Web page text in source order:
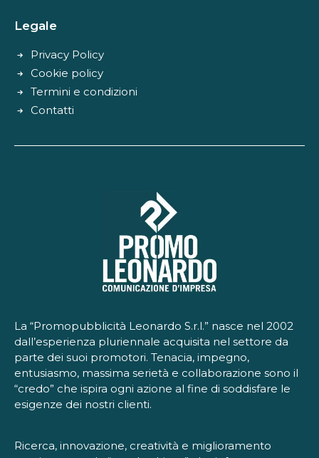
Legale
Privacy Policy
Cookie policy
Termini e condizioni
Contatti
La “Promopubblicità Leonardo S.r.l.” nasce nel 2002
dall’esperienza pluriennale acquisita nel settore da
parte dei suoi promotori. Tenacia, impegno,
entusiasmo, massima serietà e collaborazione sono il
“credo” che ispira ogni azione al fine di soddisfare le
esigenze dei nostri clienti.
Ricerca, innovazione, creatività e miglioramento